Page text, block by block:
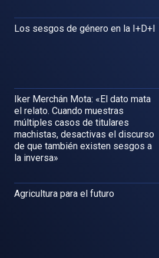
Los sesgos de género en la I+D+I
Iker Merchán Mota: «El dato mata
el relato. Cuando muestras
múltiples casos de titulares
machistas, desactivas el discurso
de que también existen sesgos a
la inversa»
Agricultura para el futuro